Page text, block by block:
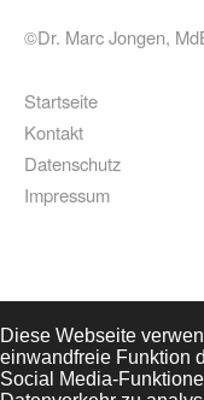
©Dr. Marc Jongen,
Startseite
Kontakt
Datenschutz
Impressum
Diese Webseite
einwandfreie Funktion
Social Media-